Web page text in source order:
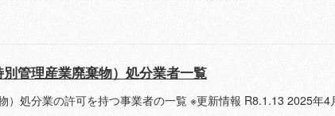
別管理産業廃棄物）処分業者一覧
）処分業の許可を持つ事業者の一覧 ※更新情報 R8.1.13 2025年4